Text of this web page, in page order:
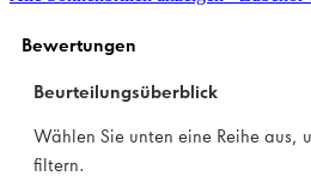
Sternen.
Bewertung